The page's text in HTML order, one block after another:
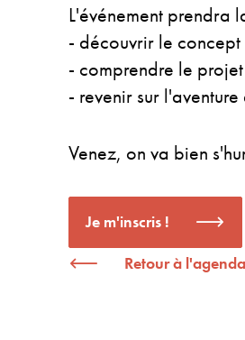
L'événement prendra
- découvrir le concept
- comprendre le projet
- revenir sur
Venez, on va bien
Je m'inscris !
Retour à l'agenda